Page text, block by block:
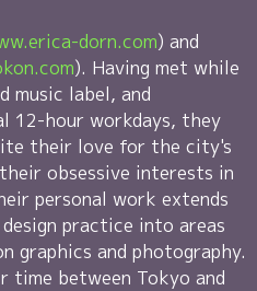
dorn.com) and
). Having met while
music label, and
12-hour workdays, they
their love for the city's
obsessive interests in
personal work extends
practice into areas
graphics and photography.
time between Tokyo and